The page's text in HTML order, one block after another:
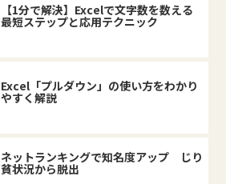
【1分で解決】Excelで文字数を数える
最短ステップと応用テクニック
Excel「プルダウン」の使い方をわかり
やすく解説
ネットランキングで知名度アップ じり
貧状況から脱出